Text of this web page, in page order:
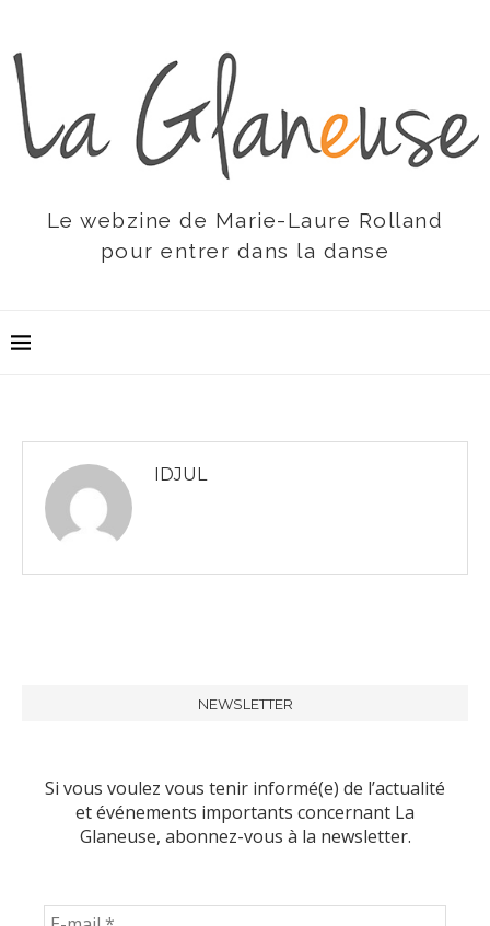
Le webzine de Marie-Laure Rolland
pour entrer dans la danse
IDJUL
NEWSLETTER
Si vous voulez vous tenir informé(e) de l’actualité
et événements importants concernant La
Glaneuse, abonnez-vous à la newsletter.